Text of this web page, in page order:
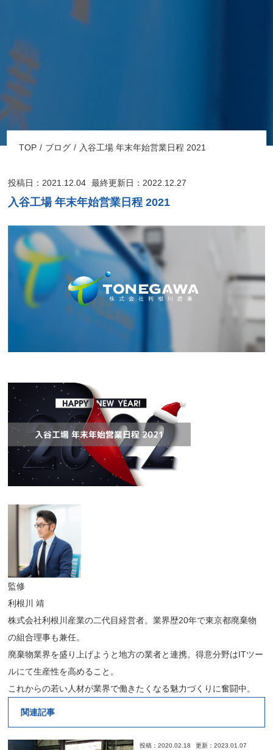
TOP ブログ 入谷工場 年末年始営業日程 2021
投稿日：2021.12.04 最終更新日：2022.12.27
入谷工場 年末年始営業日程 2021
監修
利根川 靖
株式会社利根川産業の二代目経営者。業界歴20年で東京都廃棄物
の組合理事も兼任。
廃棄物業界を盛り上げようと地方の業者と連携。得意分野はITツー
ルにて生産性を高めること。
これからの若い人材が業界で働きたくなる魅力づくりに奮闘中。
関連記事
投稿：2020.02.18 更新：2023.01.07